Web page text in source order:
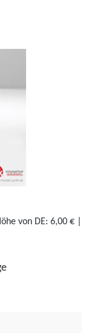
von DE: 6,00 € |